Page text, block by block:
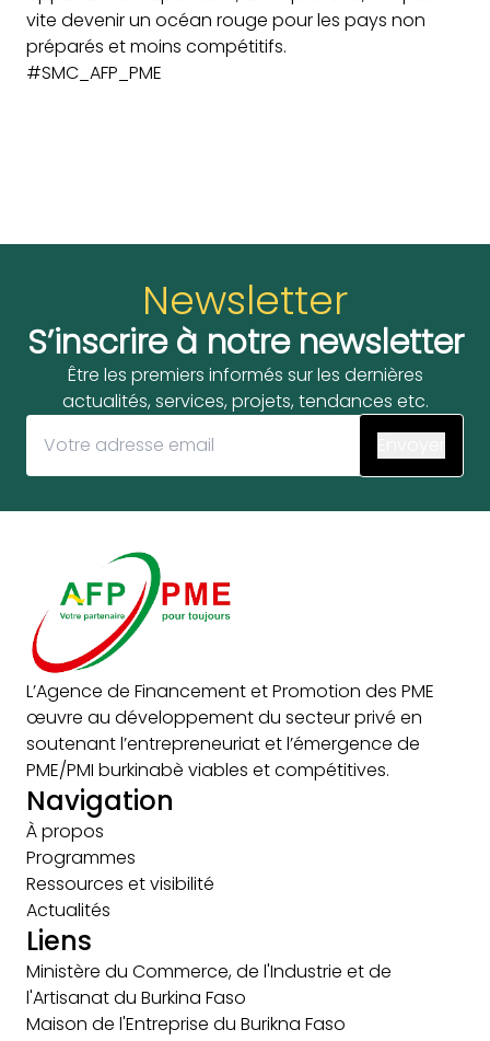
vite devenir un océan rouge pour les pays non
préparés et moins compétitifs.
#SMC_AFP_PME
Newsletter
S’inscrire à notre newsletter
Être les premiers informés sur les dernières
actualités, services, projets, tendances etc.
L’Agence de Financement et Promotion des PME
œuvre au développement du secteur privé en
soutenant l’entrepreneuriat et l’émergence de
PME/PMI burkinabè viables et compétitives.
Navigation
À propos
Programmes
Ressources et visibilité
Actualités
Liens
Ministère du Commerce, de l'Industrie et de
l'Artisanat du Burkina Faso
Maison de l'Entreprise du Burikna Faso